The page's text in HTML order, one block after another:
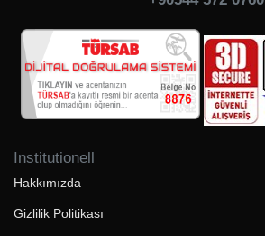
Institutionell
Hakkımızda
Gizlilik Politikası